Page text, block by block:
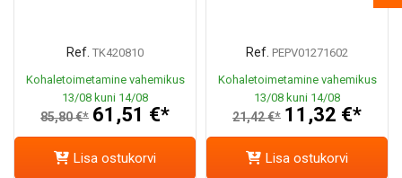
Ref. TK420810
Kohaletoimetamine vahemikus
13/08 kuni 14/08
85,80 €* 61,51 €*
Lisa ostukorvi
Ref. PEPV01271602
Kohaletoimetamine vahemikus
13/08 kuni 14/08
21,42 €* 11,32 €*
Lisa ostukorvi